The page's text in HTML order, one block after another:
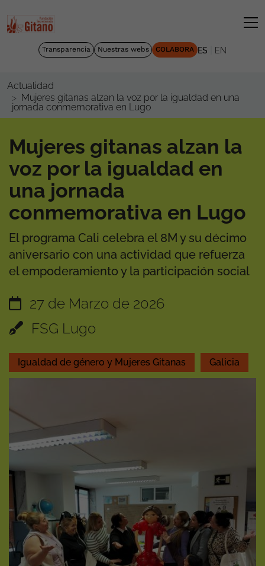
Transparencia Nuestras webs COLABORA ES EN
Actualidad
Mujeres gitanas alzan la voz por la igualdad en una
jornada conmemorativa en Lugo
Mujeres gitanas alzan la
voz por la igualdad en
una jornada
conmemorativa en Lugo
El programa Cali celebra el 8M y su décimo
aniversario con una actividad que refuerza
el empoderamiento y la participación social
27 de Marzo de 2026
FSG Lugo
Igualdad de género y Mujeres Gitanas Galicia